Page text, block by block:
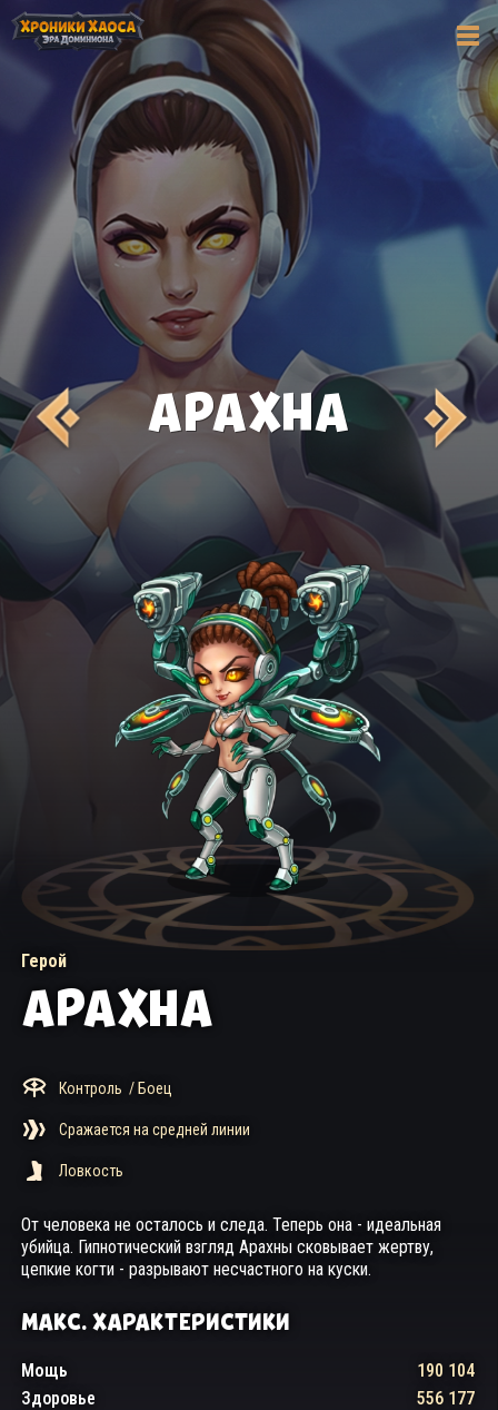
АРАХНА
Герой
АРАХНА
Контроль / Боец
Сражается на средней линии
Ловкость
От человека не осталось и следа. Теперь она - идеальная
убийца. Гипнотический взгляд Арахны сковывает жертву,
цепкие когти - разрывают несчастного на куски.
МАКС. ХАРАКТЕРИСТИКИ
Мощь
190 104
Здоровье
556 177